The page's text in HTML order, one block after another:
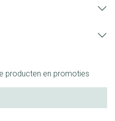
producten en promoties